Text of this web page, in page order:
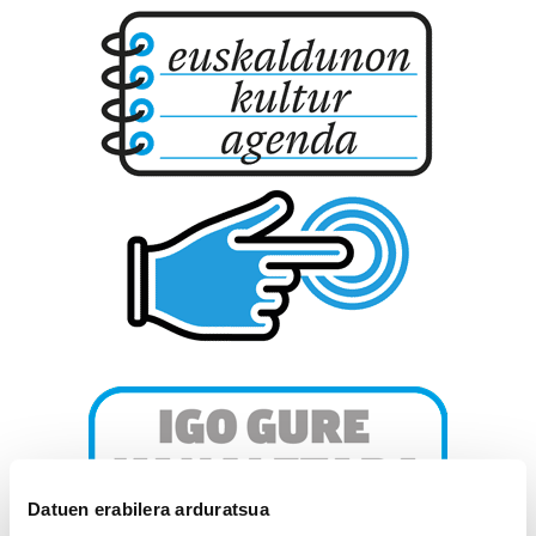
Datuen erabilera arduratsua